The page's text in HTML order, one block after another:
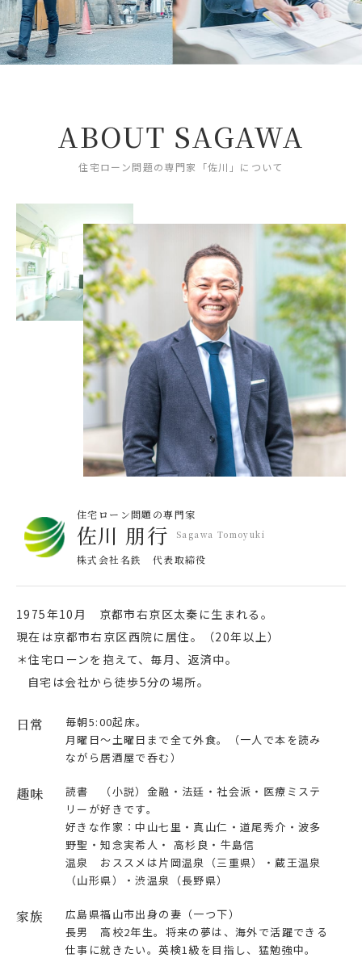
ABOUT SAGAWA
住宅ローン問題の専門家「佐川」について
住宅ローン問題の専門家
佐川 朋行 Sagawa Tomoyuki
株式会社名鉄 代表取締役
1975年10月 京都市右京区太秦に生まれる。
現在は京都市右京区西院に居住。（20年以上）
＊住宅ローンを抱えて、毎月、返済中。
自宅は会社から徒歩5分の場所。
日常
毎朝5:00起床。
月曜日～土曜日まで全て外食。（一人で本を読み
ながら居酒屋で呑む）
趣味
読書 （小説）金融・法廷・社会派・医療ミステ
リーが好きです。
好きな作家：中山七里・真山仁・道尾秀介・波多
野聖・知念実希人・ 高杉良・牛島信
温泉 おススメは片岡温泉（三重県）・蔵王温泉
（山形県）・渋温泉（長野県）
家族
広島県福山市出身の妻（一つ下）
長男 高校2年生。将来の夢は、海外で活躍できる
仕事に就きたい。英検1級を目指し、猛勉強中。